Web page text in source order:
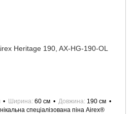
Heritage 190, AX-HG-190-OL
Ширина 60 см Довжина 190 см
спеціалізована піна Airex®